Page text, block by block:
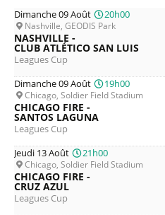
Dimanche 09 Août 20h00
Nashville, GEODIS Park
NASHVILLE -
CLUB ATLÉTICO SAN LUIS
Leagues Cup
Dimanche 09 Août
19h00
Chicago, Soldier Field Stadium
CHICAGO FIRE -
SANTOS LAGUNA
Leagues Cup
Jeudi 13 Août
21h00
Chicago, Soldier Field Stadium
CHICAGO FIRE -
CRUZ AZUL
Leagues Cup